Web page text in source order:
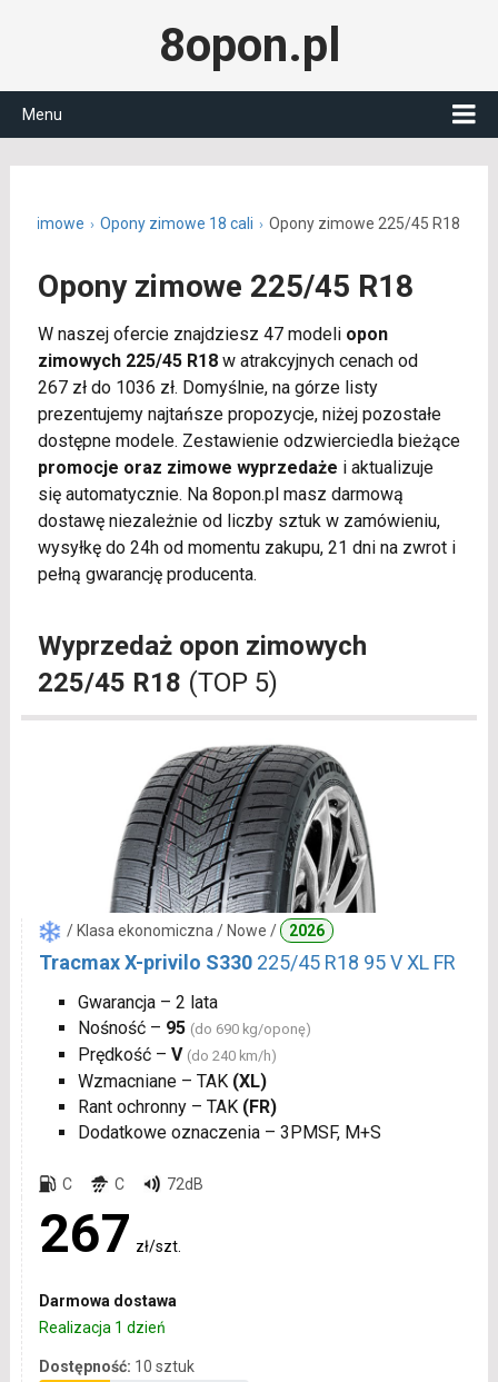
8opon.pl
Menu
zimowe Opony zimowe 18 cali Opony zimowe 225/45 R18
Opony zimowe 225/45 R18
W naszej ofercie znajdziesz 47 modeli opon
zimowych 225/45 R18w atrakcyjnych cenach od
267 zł do 1036 zł. Domyślnie, na górze listy
prezentujemy najtańsze propozycje, niżej pozostałe
dostępne modele. Zestawienie odzwierciedla bieżące
promocje oraz zimowe wyprzedaże i aktualizuje
się automatycznie. Na 8opon.pl masz darmową
dostawę niezależnie od liczby sztuk w zamówieniu,
wysyłkę do 24h od momentu zakupu, 21 dni na zwrot i
pełną gwarancję producenta.
Wyprzedaż opon zimowych
225/45 R18 (TOP 5)
/ Klasa ekonomiczna / Nowe / 2026
Tracmax X-privilo S330 225/45 R18 95 V XL FR
Gwarancja – 2 lata
Nośność – 95 (do 690 kg/oponę)
Prędkość – V (do 240 km/h)
Wzmacniane – TAK (XL)
Rant ochronny – TAK (FR)
Dodatkowe oznaczenia – 3PMSF, M+S
C C 72dB
267 zł/szt.
Darmowa dostawa
Realizacja 1 dzień
Dostępność: 10 sztuk